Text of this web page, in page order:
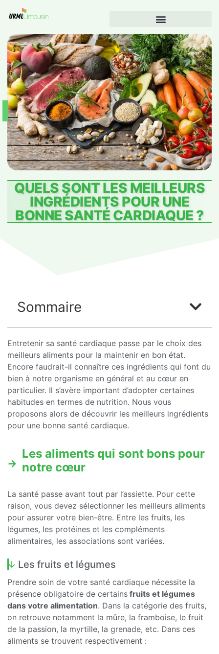
QUELS SONT LES MEILLEURS
INGRÉDIENTS POUR UNE
BONNE SANTÉ CARDIAQUE ?
Sommaire
Entretenir sa santé cardiaque passe par le choix des
meilleurs aliments pour la maintenir en bon état.
Encore faudrait-il connaître ces ingrédients qui font du
bien à notre organisme en général et au cœur en
particulier. Il s’avère important d’adopter certaines
habitudes en termes de nutrition. Nous vous
proposons alors de découvrir les meilleurs ingrédients
pour une bonne santé cardiaque.
Les aliments qui sont bons pour
notre cœur
La santé passe avant tout par l’assiette. Pour cette
raison, vous devez sélectionner les meilleurs aliments
pour assurer votre bien-être. Entre les fruits, les
légumes, les protéines et les compléments
alimentaires, les associations sont variées.
Les fruits et légumes
Prendre soin de votre santé cardiaque nécessite la
présence obligatoire de certains fruits et légumes
dans votre alimentation. Dans la catégorie des fruits,
on retrouve notamment la mûre, la framboise, le fruit
de la passion, la myrtille, la grenade, etc. Dans ces
aliments se trouvent respectivement :